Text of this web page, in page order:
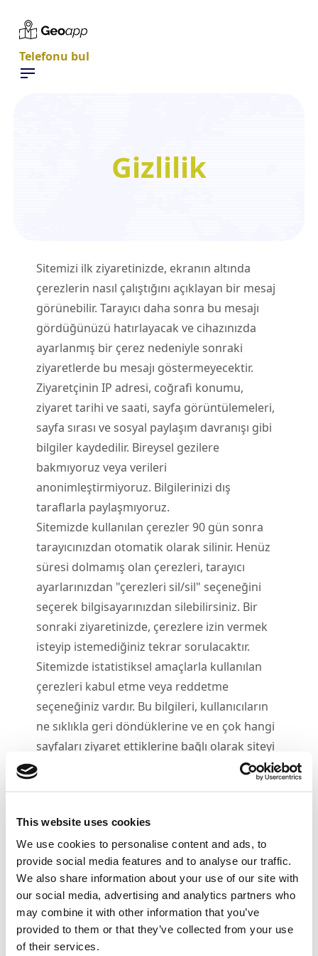
This website uses cookies
We use cookies to personalise content and ads, to
provide social media features and to analyse our traffic.
We also share information about your use of our site with
our social media, advertising and analytics partners who
may combine it with other information that you’ve
provided to them or that they’ve collected from your use
of their services.
Telefonu bul
Gizlilik
Sitemizi ilk ziyaretinizde, ekranın altında
çerezlerin nasıl çalıştığını açıklayan bir mesaj
görünebilir. Tarayıcı daha sonra bu mesajı
gördüğünüzü hatırlayacak ve cihazınızda
ayarlanmış bir çerez nedeniyle sonraki
ziyaretlerde bu mesajı göstermeyecektir.
Ziyaretçinin IP adresi, coğrafi konumu,
ziyaret tarihi ve saati, sayfa görüntülemeleri,
sayfa sırası ve sosyal paylaşım davranışı gibi
bilgiler kaydedilir. Bireysel gezilere
bakmıyoruz veya verileri
anonimleştirmiyoruz. Bilgilerinizi dış
taraflarla paylaşmıyoruz.
Sitemizde kullanılan çerezler 90 gün sonra
tarayıcınızdan otomatik olarak silinir. Henüz
süresi dolmamış olan çerezleri, tarayıcı
ayarlarınızdan "çerezleri sil/sil" seçeneğini
seçerek bilgisayarınızdan silebilirsiniz. Bir
sonraki ziyaretinizde, çerezlere izin vermek
isteyip istemediğiniz tekrar sorulacaktır.
Sitemizde istatistiksel amaçlarla kullanılan
çerezleri kabul etme veya reddetme
seçeneğiniz vardır. Bu bilgileri, kullanıcıların
ne sıklıkla geri döndüklerine ve en çok hangi
sayfaları ziyaret ettiklerine bağlı olarak siteyi
ve sunduğumuz içeriği iyileştirmek için
kullanarak gezinirken oturumunuzun bazı
temel ayrıntılarını hatırlar. Bu bilgiler, siteyi
zaman içinde daha kullanışlı hale getirmek
için istatistiksel olarak incelenebilir. Bu işlem
Analytics by Google tarafından yönetilir.
Kullanıcılar, "Evet, kabul ediyorum"
seçeneğine tıklayarak veya sitede gezinmeye